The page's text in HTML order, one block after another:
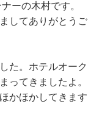
ーの木村です。
してありがとうご
た。ホテルオーク
ってきましたよ。
かほかしてきます